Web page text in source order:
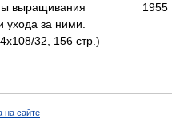
выращивания
ухода за ними.
32, 156 стр.)
1955
на сайте